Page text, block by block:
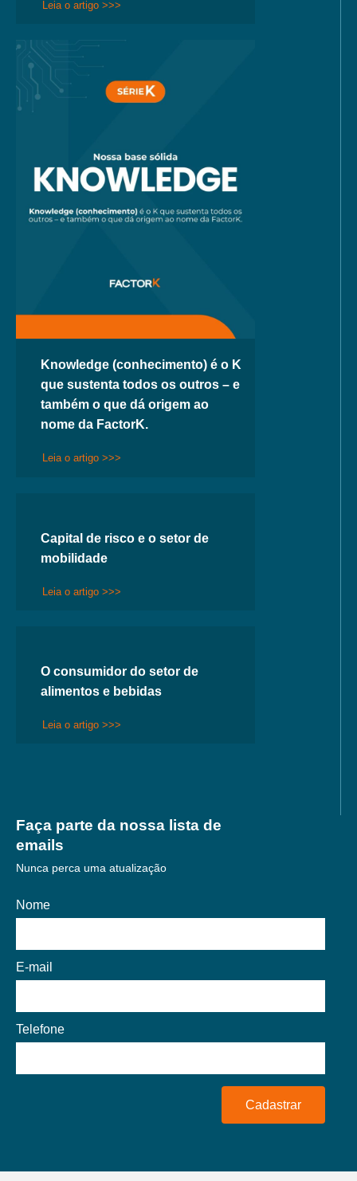
Leia o artigo >>>
Knowledge (conhecimento) é o K
que sustenta todos os outros – e
também o que dá origem ao
nome da FactorK.
Leia o artigo >>>
Capital de risco e o setor de
mobilidade
Leia o artigo >>>
O consumidor do setor de
alimentos e bebidas
Leia o artigo >>>
Faça parte da nossa lista de
emails
Nunca perca uma atualização
Nome
E-mail
Telefone
Cadastrar